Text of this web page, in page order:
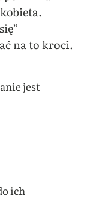
na to kroci.
jest
ich